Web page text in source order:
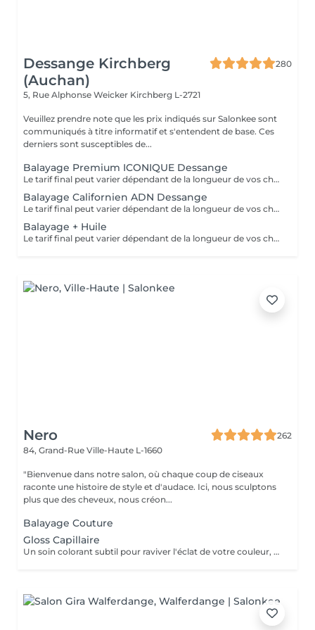
Dessange Kirchberg
(Auchan)
280
5, Rue Alphonse Weicker Kirchberg L-2721
Veuillez prendre note que les prix indiqués sur Salonkee sont
communiqués à titre informatif et s'entendent de base. Ces
derniers sont susceptibles de...
Balayage Premium ICONIQUE Dessange
Le tarif final peut varier dépendant de la longueur de vos cheveux ainsi que des soins et produits utilisés.
Balayage Californien ADN Dessange
Le tarif final peut varier dépendant de la longueur de vos cheveux ainsi que des soins et produits utilisés.
Balayage + Huile
Le tarif final peut varier dépendant de la longueur de vos cheveux ainsi que des soins et produits utilisés.
Nero
262
84, Grand-Rue Ville-Haute L-1660
"Bienvenue dans notre salon, où chaque coup de ciseaux
raconte une histoire de style et d'audace. Ici, nous sculptons
plus que des cheveux, nous créon...
Balayage Couture
Gloss Capillaire
Un soin colorant subtil pour raviver l'éclat de votre couleur, neutraliser les reflets indésirables et prolonger la tenue de votre teinte. Résultat immédiat : une chevelure lumineuse, unifiée et pleine de vie.